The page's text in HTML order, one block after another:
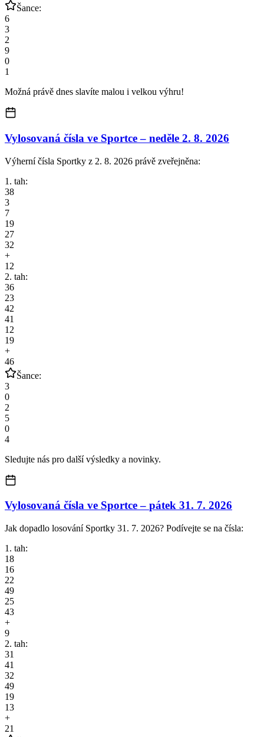
Šance:
6
3
2
9
0
1
Možná právě dnes slavíte malou i velkou výhru!
Vylosovaná čísla ve Sportce – neděle 2. 8. 2026
Výherní čísla Sportky z 2. 8. 2026 právě zveřejněna:
1. tah:
38
3
7
19
27
32
+
12
2. tah:
36
23
42
41
12
19
+
46
Šance:
3
0
2
5
0
4
Sledujte nás pro další výsledky a novinky.
Vylosovaná čísla ve Sportce – pátek 31. 7. 2026
Jak dopadlo losování Sportky 31. 7. 2026? Podívejte se na čísla:
1. tah:
18
16
22
49
25
43
+
9
2. tah:
31
41
32
49
19
13
+
21